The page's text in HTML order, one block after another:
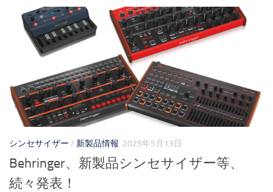
シンセサイザー / 新製品情報 2025年5月13日
Behringer、新製品シンセサイザー等、
続々発表！